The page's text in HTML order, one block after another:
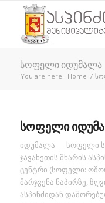
სოფელი იდუმალა
You are here: Home /
სოფელი
იდუმალა — სოფელი
ჯავახეთის მხარის
ცენტრი (სოფელი:
მარჯვენა ნაპირზე,
ასპინძიდან